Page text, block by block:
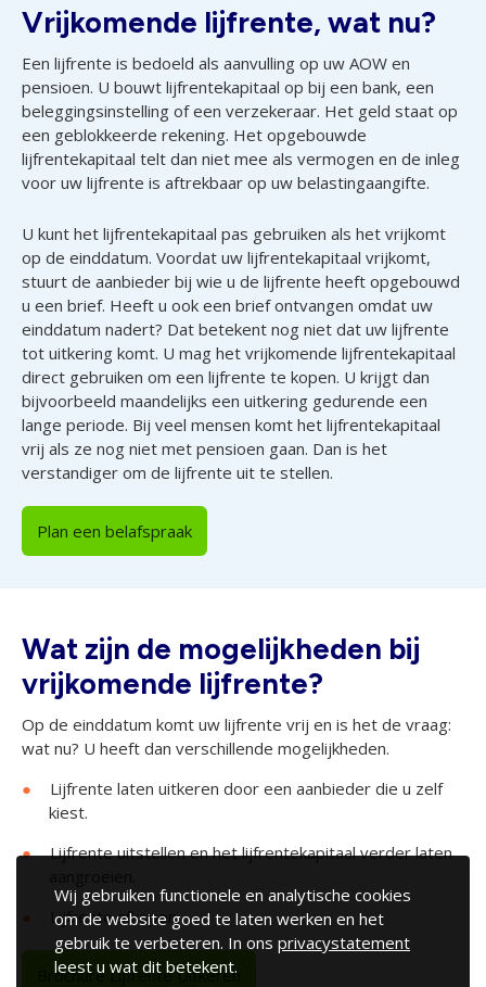
Vrijkomende lijfrente, wat nu?
Een lijfrente is bedoeld als aanvulling op uw AOW en
pensioen. U bouwt lijfrentekapitaal op bij een bank, een
beleggingsinstelling of een verzekeraar. Het geld staat op
een geblokkeerde rekening. Het opgebouwde
lijfrentekapitaal telt dan niet mee als vermogen en de inleg
voor uw lijfrente is aftrekbaar op uw belastingaangifte.
U kunt het lijfrentekapitaal pas gebruiken als het vrijkomt
op de einddatum. Voordat uw lijfrentekapitaal vrijkomt,
stuurt de aanbieder bij wie u de lijfrente heeft opgebouwd
u een brief. Heeft u ook een brief ontvangen omdat uw
einddatum nadert? Dat betekent nog niet dat uw lijfrente
tot uitkering komt. U mag het vrijkomende lijfrentekapitaal
direct gebruiken om een lijfrente te kopen. U krijgt dan
bijvoorbeeld maandelijks een uitkering gedurende een
lange periode. Bij veel mensen komt het lijfrentekapitaal
vrij als ze nog niet met pensioen gaan. Dan is het
verstandiger om de lijfrente uit te stellen.
Plan een belafspraak
Wat zijn de mogelijkheden bij
vrijkomende lijfrente?
Op de einddatum komt uw lijfrente vrij en is het de vraag:
wat nu? U heeft dan verschillende mogelijkheden.
Lijfrente laten uitkeren door een aanbieder die u zelf
kiest.
Lijfrente uitstellen en het lijfrentekapitaal verder laten
Lijfrente afkopen.
Brochure Lijfrente Uitkeren
Wij gebruiken functionele en analytische cookies
om de website goed te laten werken en het
gebruik te verbeteren. In ons privacystatement
leest u wat dit betekent.